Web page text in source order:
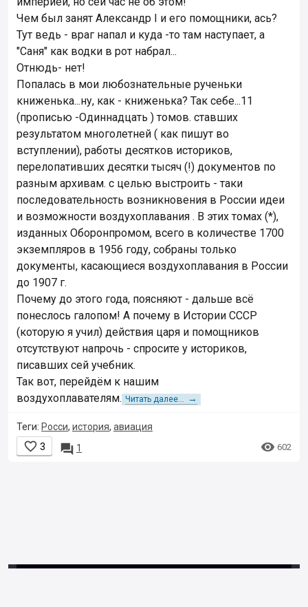
Чем был занят Александр I и его помощники, ась?
Тут ведь - враг напал и куда -то там наступает, а
"Саня" как водки в рот набрал...
Отнюдь- нет!
Попалась в мои любознательные рученьки
книженька...ну, как - книженька? Так себе...11
(прописью -Одиннадцать ) томов. ставших
результатом многолетней ( как пишут во
вступлении), работы десятков историков,
перелопативших десятки тысяч (!) документов по
разным архивам. с целью выстроить - таки
последовательность возникновения в России идеи
и возможности воздухоплавания . В этих томах (*),
изданных Оборонпромом, всего в количестве 1700
экземпляров в 1956 году, собраны только
документы, касающиеся воздухоплавания в России
до 1907 г.
Почему до этого года, поясняют - дальше всё
понеслось галопом! А почему в Истории СССР
(которую я учил) действия царя и помощников
отсутствуют напрочь - спросите у историков,
писавших сей учебник.
Так вот, перейдём к нашим
воздухоплавателям. Читать далее... →
Теги: Росси, история, авиация
 3  1  602